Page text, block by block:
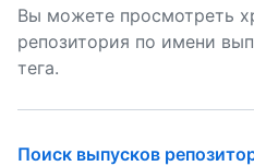
Вы можете просмотреть
репозитория по имени
тега.
Поиск выпусков